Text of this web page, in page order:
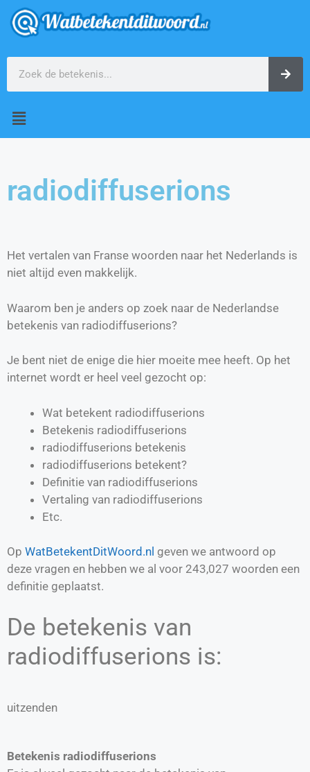
radiodiffuserions
Het vertalen van Franse woorden naar het Nederlands is
niet altijd even makkelijk.
Waarom ben je anders op zoek naar de Nederlandse
betekenis van radiodiffuserions?
Je bent niet de enige die hier moeite mee heeft. Op het
internet wordt er heel veel gezocht op:
Wat betekent radiodiffuserions
Betekenis radiodiffuserions
radiodiffuserions betekenis
radiodiffuserions betekent?
Definitie van radiodiffuserions
Vertaling van radiodiffuserions
Etc.
Op WatBetekentDitWoord.nl geven we antwoord op
deze vragen en hebben we al voor 243,027 woorden een
definitie geplaatst.
De betekenis van
radiodiffuserions is:
uitzenden
Betekenis radiodiffuserions